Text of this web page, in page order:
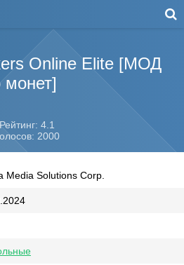
Online Elite [МОД
монет]
Рейтинг: 4.1
2000
Media Solutions Corp.